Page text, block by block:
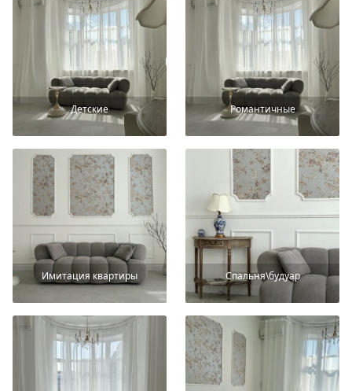
Детские Романтичные
Имитация квартиры Спальня\будуар